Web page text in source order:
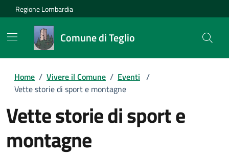
Regione Lombardia
Comune di Teglio
Home / Vivere il Comune / Eventi /
Vette storie di sport e montagne
Vette storie di sport e
montagne